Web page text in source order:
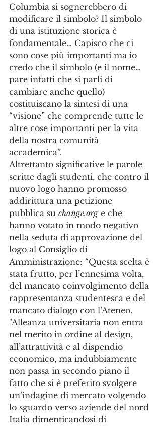
Columbia si sognerebbero di
modificare il simbolo? Il simbolo
di una istituzione storica è
fondamentale… Capisco che ci
sono cose più importanti ma io
credo che il simbolo (e il nome…
pare infatti che si parli di
cambiare anche quello)
costituiscano la sintesi di una
“visione” che comprende tutte le
altre cose importanti per la vita
della nostra comunità
accademica”.
Altrettanto significative le parole
scritte dagli studenti, che contro il
nuovo logo hanno promosso
addirittura una petizione
pubblica su change.org e che
hanno votato in modo negativo
nella seduta di approvazione del
logo al Consiglio di
Amministrazione: “Questa scelta è
stata frutto, per l’ennesima volta,
del mancato coinvolgimento della
rappresentanza studentesca e del
mancato dialogo con l’Ateneo.
"Alleanza universitaria non entra
nel merito in ordine al design,
all’attrattività e al dispendio
economico, ma indubbiamente
non passa in secondo piano il
fatto che si è preferito svolgere
un’indagine di mercato volgendo
lo sguardo verso aziende del nord
Italia dimenticandosi di